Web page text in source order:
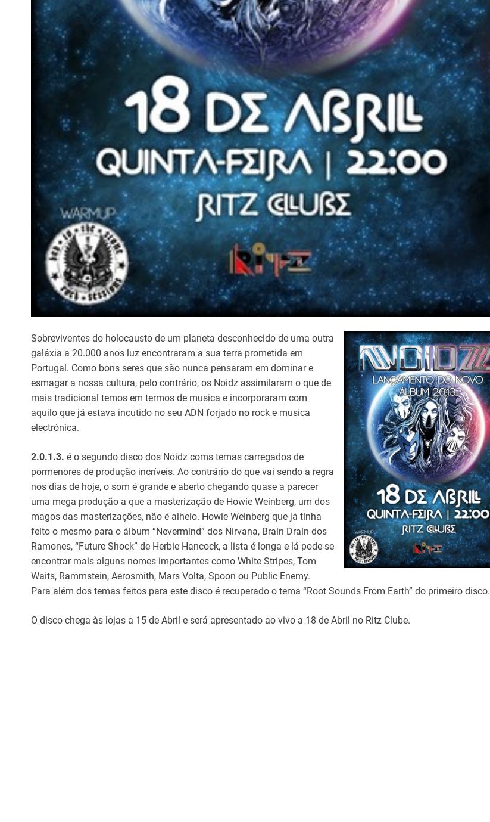
Sobreviventes do holocausto de um planeta desconhecido de uma outra
galáxia a 20.000 anos luz encontraram a sua terra prometida em
Portugal. Como bons seres que são nunca pensaram em dominar e
esmagar a nossa cultura, pelo contrário, os Noidz assimilaram o que de
mais tradicional temos em termos de musica e incorporaram com
aquilo que já estava incutido no seu ADN forjado no rock e musica
electrónica.
2.0.1.3. é o segundo disco dos Noidz coms temas carregados de
pormenores de produção incríveis. Ao contrário do que vai sendo a regra
nos dias de hoje, o som é grande e aberto chegando quase a parecer
uma mega produção a que a masterização de Howie Weinberg, um dos
magos das masterizações, não é alheio. Howie Weinberg que já tinha
feito o mesmo para o álbum “Nevermind” dos Nirvana, Brain Drain dos
Ramones, “Future Shock” de Herbie Hancock, a lista é longa e lá pode-se
encontrar mais alguns nomes importantes como White Stripes, Tom
Waits, Rammstein, Aerosmith, Mars Volta, Spoon ou Public Enemy.
Para além dos temas feitos para este disco é recuperado o tema “Root Sounds From Earth” do primeiro disco.
O disco chega às lojas a 15 de Abril e será apresentado ao vivo a 18 de Abril no Ritz Clube.